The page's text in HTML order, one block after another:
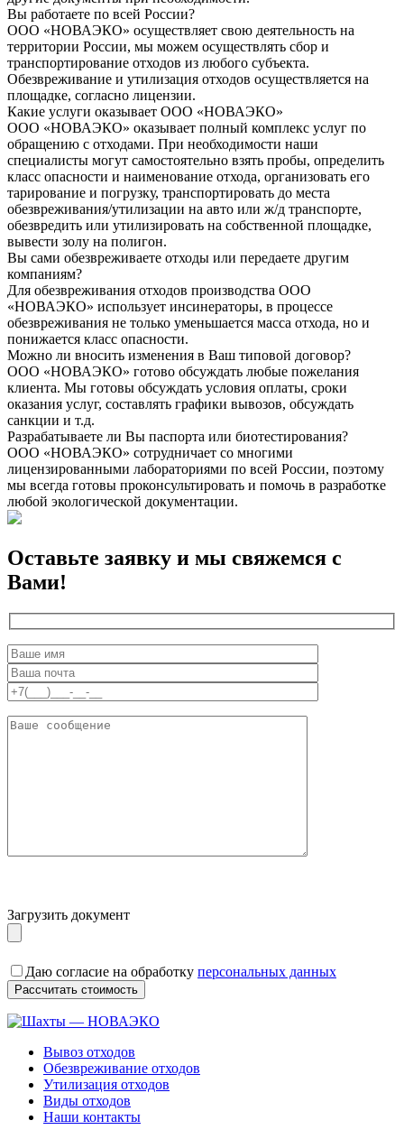
Вы работаете по всей России?
ООО «НОВАЭКО» осуществляет свою деятельность на
территории России, мы можем осуществлять сбор и
транспортирование отходов из любого субъекта.
Обезвреживание и утилизация отходов осуществляется на
площадке, согласно лицензии.
Какие услуги оказывает ООО «НОВАЭКО»
ООО «НОВАЭКО» оказывает полный комплекс услуг по
обращению с отходами. При необходимости наши
специалисты могут самостоятельно взять пробы, определить
класс опасности и наименование отхода, организовать его
тарирование и погрузку, транспортировать до места
обезвреживания/утилизации на авто или ж/д транспорте,
обезвредить или утилизировать на собственной площадке,
вывести золу на полигон.
Вы сами обезвреживаете отходы или передаете другим
компаниям?
Для обезвреживания отходов производства ООО
«НОВАЭКО» использует инсинераторы, в процессе
обезвреживания не только уменьшается масса отхода, но и
понижается класс опасности.
Можно ли вносить изменения в Ваш типовой договор?
ООО «НОВАЭКО» готово обсуждать любые пожелания
клиента. Мы готовы обсуждать условия оплаты, сроки
оказания услуг, составлять графики вывозов, обсуждать
санкции и т.д.
Разрабатываете ли Вы паспорта или биотестирования?
ООО «НОВАЭКО» сотрудничает со многими
лицензированными лабораториями по всей России, поэтому
мы всегда готовы проконсультировать и помочь в разработке
любой экологической документации.
Оставьте заявку и мы свяжемся с
Вами!
Загрузить документ
Даю согласие на обработку персональных данных
Вывоз отходов
Обезвреживание отходов
Утилизация отходов
Виды отходов
Наши контакты